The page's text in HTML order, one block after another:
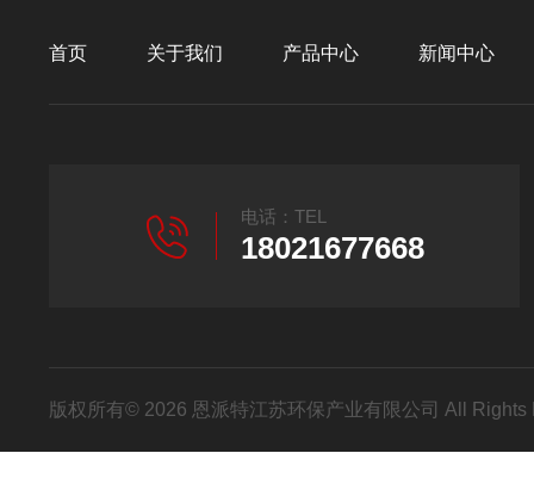
首页 关于我们 产品中心 新闻中心
电话：TEL
18021677668
版权所有© 2026 恩派特江苏环保产业有限公司 All